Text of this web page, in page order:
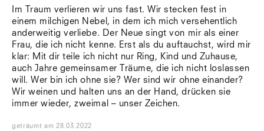
Lio
Lissabon
NYC
Paris
Sonnenbühl
Straßburg
Stuttgart
Südtirol
Sylt
Im Traum verlieren wir uns fast. Wir stecken fest in
einem milchigen Nebel, in dem ich mich versehentlich
anderweitig verliebe. Der Neue singt von mir als einer
Frau, die ich nicht kenne. Erst als du auftauchst, wird mir
klar: Mit dir teile ich nicht nur Ring, Kind und Zuhause,
auch Jahre gemeinsamer Träume, die ich nicht loslassen
will. Wer bin ich ohne sie? Wer sind wir ohne einander?
Wir weinen und halten uns an der Hand, drücken sie
immer wieder, zweimal – unser Zeichen.
geträumt am28.03.2022